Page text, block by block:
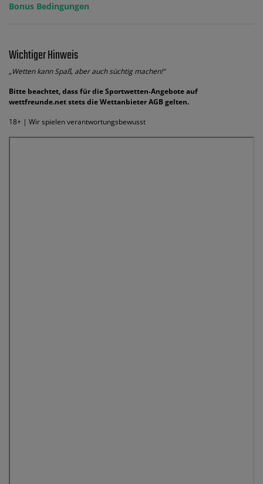
Bonus Bedingungen
Wichtiger Hinweis
„Wetten kann Spaß, aber auch süchtig machen!“
Bitte beachtet, dass für die Sportwetten-Angebote auf
wettfreunde.net stets die Wettanbieter AGB gelten.
18+ | Wir spielen verantwortungsbewusst